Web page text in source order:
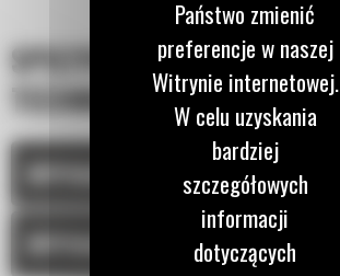
SPECYFIKACJA
TECHNICZNA
WYPOSAŻENIE STANDARDOWE
WYPOSAŻENIE OPCJONALNE
Państwo zmienić
preferencje w naszej
Witrynie internetowej.
W celu uzyskania
bardziej
szczegółowych
informacji
dotyczących